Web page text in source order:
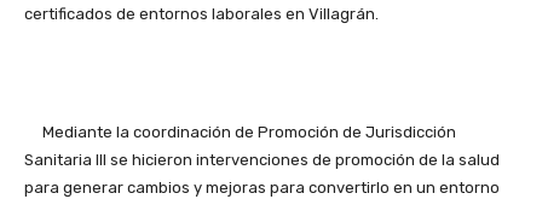
certificados de entornos laborales en Villagrán.
Mediante la coordinación de Promoción de Jurisdicción
Sanitaria III se hicieron intervenciones de promoción de la salud
para generar cambios y mejoras para convertirlo en un entorno